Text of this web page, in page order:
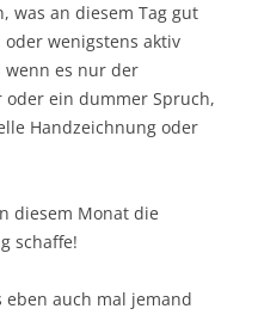
was an diesem Tag gut
wenigstens aktiv
wenn es nur der
oder ein dummer Spruch,
Handzeichnung oder
diesem Monat die
schaffe!
auch mal jemand